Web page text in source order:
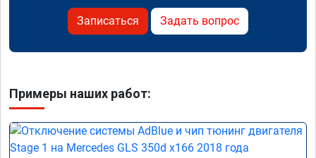
Записаться Задать вопрос
Примеры наших работ: